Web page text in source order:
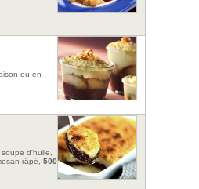
ou en
d'huile,
râpé, 500